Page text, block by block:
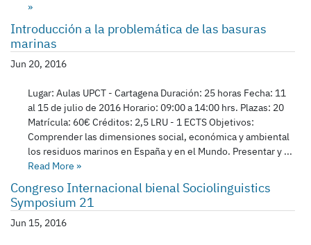
»
Introducción a la problemática de las basuras
marinas
Jun 20, 2016
Lugar: Aulas UPCT - Cartagena Duración: 25 horas Fecha: 11
al 15 de julio de 2016 Horario: 09:00 a 14:00 hrs. Plazas: 20
Matrícula: 60€ Créditos: 2,5 LRU - 1 ECTS Objetivos:
Comprender las dimensiones social, económica y ambiental
los residuos marinos en España y en el Mundo. Presentar y ...
Read More »
Congreso Internacional bienal Sociolinguistics
Symposium 21
Jun 15, 2016